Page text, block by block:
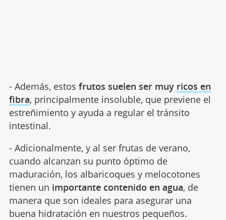
- Además, estos frutos suelen ser muy ricos en
fibra, principalmente insoluble, que previene el
estreñimiento y ayuda a regular el tránsito
intestinal.
- Adicionalmente, y al ser frutas de verano,
cuando alcanzan su punto óptimo de
maduración, los albaricoques y melocotones
tienen un importante contenido en agua, de
manera que son ideales para asegurar una
buena hidratación en nuestros pequeños.